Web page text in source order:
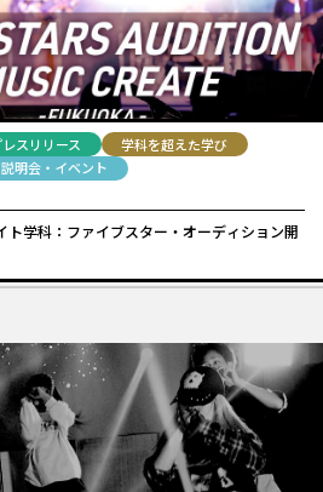
レスリリース
学科を超えた学び
説明会・イベント
ト学科：ファイブスター・オーディション開